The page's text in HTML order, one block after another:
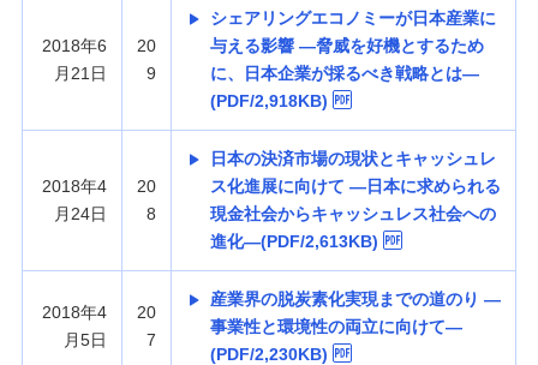
2018年6
月21日
20
9
シェアリングエコノミーが日本産業に
与える影響 —脅威を好機とするため
に、日本企業が採るべき戦略とは—
(PDF/2,918KB)
2018年4
月24日
20
8
日本の決済市場の現状とキャッシュレ
ス化進展に向けて —日本に求められる
現金社会からキャッシュレス社会への
進化—(PDF/2,613KB)
2018年4
月5日
20
7
産業界の脱炭素化実現までの道のり —
事業性と環境性の両立に向けて—
(PDF/2,230KB)